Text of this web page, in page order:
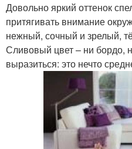
Довольно яркий оттенок
притягивать внимание
нежный, сочный и зрелый,
Сливовый цвет – ни бордо,
выразиться: это нечто